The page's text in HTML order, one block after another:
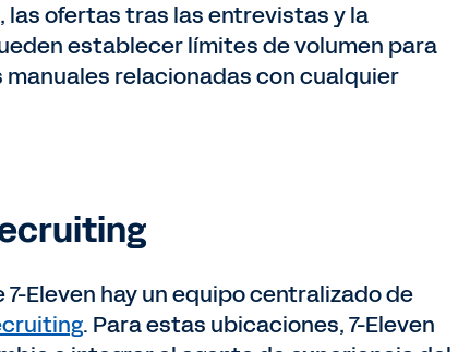
ofertas tras las entrevistas y la
establecer límites de volumen para
relacionadas con cualquier
Eleven hay un equipo centralizado de
. Para estas ubicaciones, 7-Eleven